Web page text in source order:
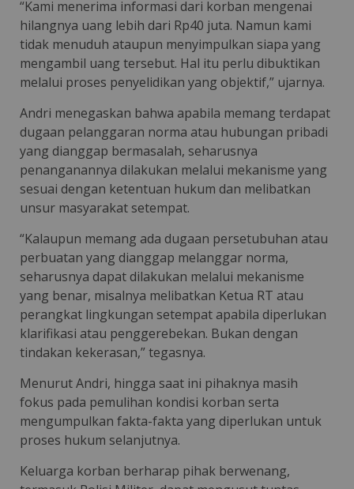
“Kami menerima informasi dari korban mengenai
hilangnya uang lebih dari Rp40 juta. Namun kami
tidak menuduh ataupun menyimpulkan siapa yang
mengambil uang tersebut. Hal itu perlu dibuktikan
melalui proses penyelidikan yang objektif,” ujarnya.
Andri menegaskan bahwa apabila memang terdapat
dugaan pelanggaran norma atau hubungan pribadi
yang dianggap bermasalah, seharusnya
penanganannya dilakukan melalui mekanisme yang
sesuai dengan ketentuan hukum dan melibatkan
unsur masyarakat setempat.
“Kalaupun memang ada dugaan persetubuhan atau
perbuatan yang dianggap melanggar norma,
seharusnya dapat dilakukan melalui mekanisme
yang benar, misalnya melibatkan Ketua RT atau
perangkat lingkungan setempat apabila diperlukan
klarifikasi atau penggerebekan. Bukan dengan
tindakan kekerasan,” tegasnya.
Menurut Andri, hingga saat ini pihaknya masih
fokus pada pemulihan kondisi korban serta
mengumpulkan fakta-fakta yang diperlukan untuk
proses hukum selanjutnya.
Keluarga korban berharap pihak berwenang,